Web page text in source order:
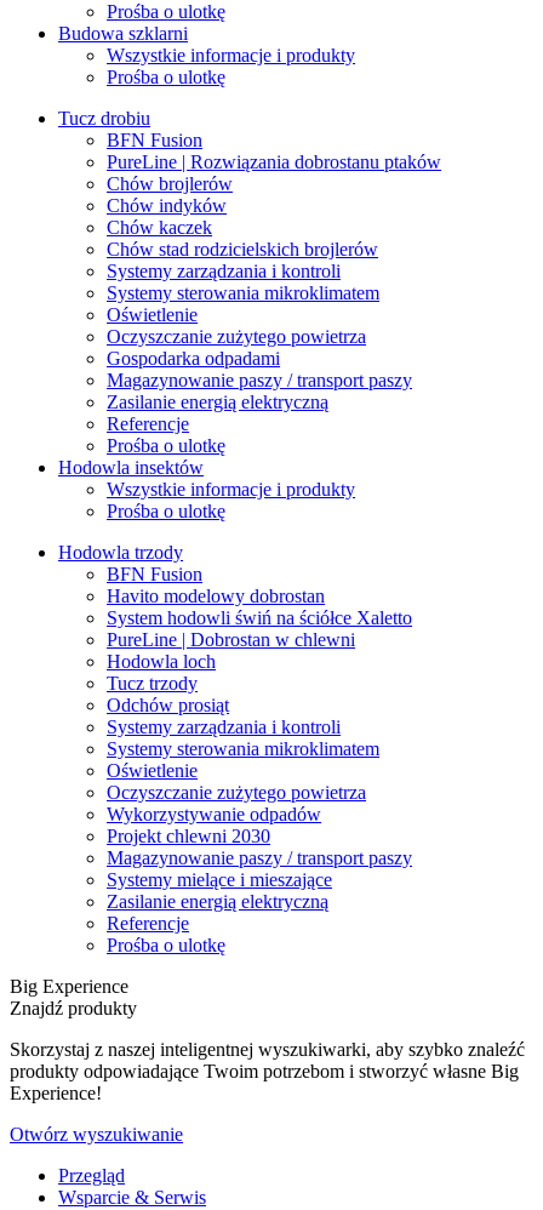
Prośba o ulotkę
Budowa szklarni
Wszystkie informacje i produkty
Prośba o ulotkę
Tucz drobiu
BFN Fusion
PureLine | Rozwiązania dobrostanu ptaków
Chów brojlerów
Chów indyków
Chów kaczek
Chów stad rodzicielskich brojlerów
Systemy zarządzania i kontroli
Systemy sterowania mikroklimatem
Oświetlenie
Oczyszczanie zużytego powietrza
Gospodarka odpadami
Magazynowanie paszy / transport paszy
Zasilanie energią elektryczną
Referencje
Prośba o ulotkę
Hodowla insektów
Wszystkie informacje i produkty
Prośba o ulotkę
Hodowla trzody
BFN Fusion
Havito modelowy dobrostan
System hodowli świń na ściółce Xaletto
PureLine | Dobrostan w chlewni
Hodowla loch
Tucz trzody
Odchów prosiąt
Systemy zarządzania i kontroli
Systemy sterowania mikroklimatem
Oświetlenie
Oczyszczanie zużytego powietrza
Wykorzystywanie odpadów
Projekt chlewni 2030
Magazynowanie paszy / transport paszy
Systemy mielące i mieszające
Zasilanie energią elektryczną
Referencje
Prośba o ulotkę
Big Experience
Znajdź produkty
Skorzystaj z naszej inteligentnej wyszukiwarki, aby szybko znaleźć
produkty odpowiadające Twoim potrzebom i stworzyć własne Big
Experience!
Otwórz wyszukiwanie
Przegląd
Wsparcie & Serwis